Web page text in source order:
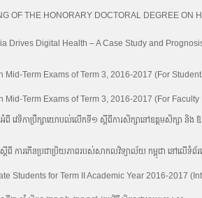
OF THE HONORARY DOCTORAL DEGREE ON
Drives Digital Health – A Case Study and
Mid-Term Exams of Term 3, 2016-2017 (For
Mid-Term Exams of Term 3, 2016-2017 (For Faculty
អំពី វេទិកាប្រឹក្សាយោបល់លើកទី១ ស្តីពីការសិក្សានៅឧត្តមសិក្សា
តីពី ការកើនប្រជាប្រិយភាពរបស់សាកលវិទ្យាល័យ កម្ពុជា នៅលើទំព័
Students for Term II Academic Year 2016-2017